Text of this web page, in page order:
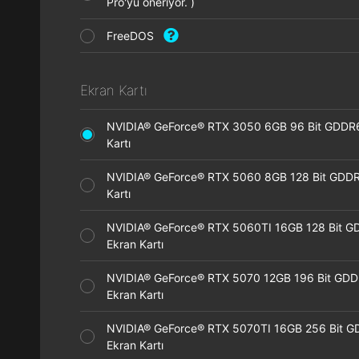
FreeDOS
Ekran Kartı
NVIDIA® GeForce® RTX 3050 6GB 96 Bit
Kartı
NVIDIA® GeForce® RTX 5060 8GB 128 Bit
Kartı
NVIDIA® GeForce® RTX 5060TI 16GB 128 Bit
Ekran Kartı
NVIDIA® GeForce® RTX 5070 12GB 196 Bit
Ekran Kartı
NVIDIA® GeForce® RTX 5070TI 16GB 256 Bit
Ekran Kartı